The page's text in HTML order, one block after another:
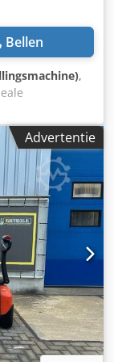
UVV-keuring
stuks in totaal)
met
Bellen
,
tot een
of meer naast
kamer gevuld
bewogen en
recyclebare
terug in de
tot 200 kg
H (var.) x 1100
3260 B x 1269
2506
Agovugz Eevsrf
Voeding: 220 -
Advertentie